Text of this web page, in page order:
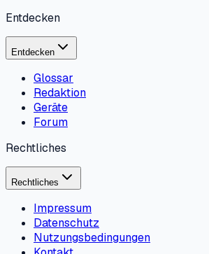
Entdecken
Entdecken
Glossar
Redaktion
Geräte
Forum
Rechtliches
Rechtliches
Impressum
Datenschutz
Nutzungsbedingungen